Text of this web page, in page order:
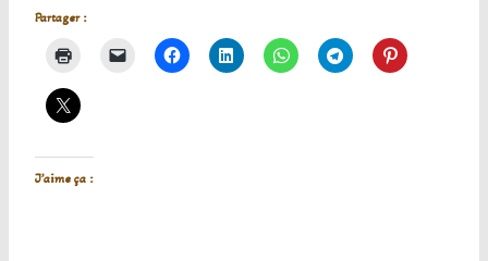
Partager :
J’aime ça :